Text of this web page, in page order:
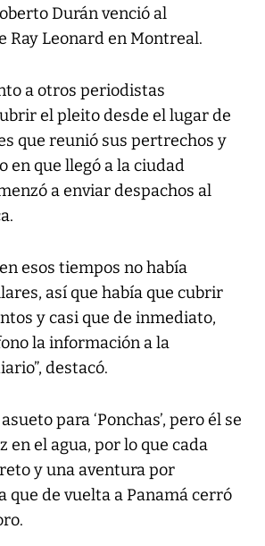
Durán venció al
Ray Leonard en Montreal.
a otros periodistas
el pleito desde el lugar de
que reunió sus pertrechos y
en que llegó a la ciudad
a enviar despachos al
esos tiempos no había
así que había que cubrir
y casi que de inmediato,
la información a la
destacó.
para ‘Ponchas’, pero él se
en el agua, por lo que cada
y una aventura por
que de vuelta a Panamá cerró